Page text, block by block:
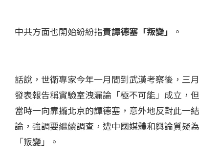
中共方面也開始紛紛指責譚德塞「叛變」 。
話說，世衛專家今年一月間到武漢考察後，三月
發表報告稱實驗室洩漏論「極不可能」成立，但
當時一向靠攏北京的譚德塞，意外地反對此一結
論，強調要繼續調查，遭中國媒體和輿論質疑為
「叛變」。